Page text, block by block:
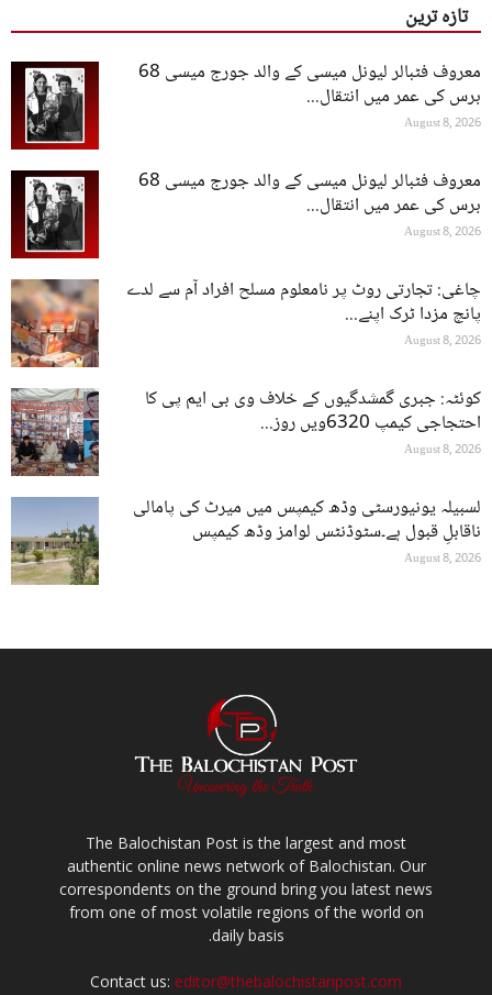
تازہ ترین
معروف فٹبالر لیونل میسی کے والد جورج میسی 68
برس کی عمر میں انتقال...
August 8, 2026
معروف فٹبالر لیونل میسی کے والد جورج میسی 68
برس کی عمر میں انتقال...
August 8, 2026
چاغی: تجارتی روٹ پر نامعلوم مسلح افراد آم سے لدے
پانچ مزدا ٹرک اپنے...
August 8, 2026
کوئٹہ: جبری گمشدگیوں کے خلاف وی بی ایم پی کا
احتجاجی کیمپ 6320ویں روز...
August 8, 2026
لسبیلہ یونیورسٹی وڈھ کیمپس میں میرٹ کی پامالی
ناقابلِ قبول ہے۔سٹوڈنٹس لوامز وڈھ کیمپس
August 8, 2026
The Balochistan Post is the largest and most
authentic online news network of Balochistan. Our
correspondents on the ground bring you latest news
from one of most volatile regions of the world on
daily basis.
Contact us: editor@thebalochistanpost.com